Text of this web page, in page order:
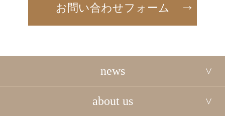
お問い合わせフォーム
news
about us